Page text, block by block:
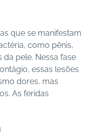
que se manifestam
como pênis,
pele. Nessa fase
essas lesões
dores, mas
As feridas